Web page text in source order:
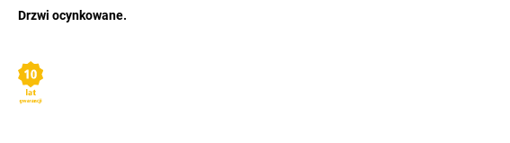
Drzwi ocynkowane.